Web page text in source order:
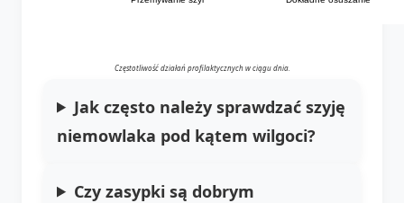
Częstotliwość działań profilaktycznych w ciągu dnia.
Jak często należy sprawdzać szyję
niemowlaka pod kątem wilgoci?
Czy zasypki są dobrym